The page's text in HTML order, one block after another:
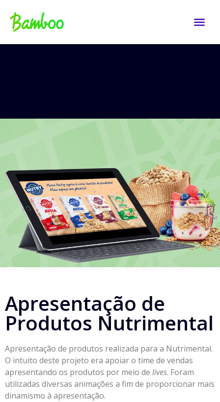
Apresentação de
Produtos Nutrimental
Apresentação de produtos realizada para a Nutrimental.
O intuito deste projeto era apoiar o time de vendas
apresentando os produtos por meio de lives. Foram
utilizadas diversas animações a fim de proporcionar mais
dinamismo à apresentação.